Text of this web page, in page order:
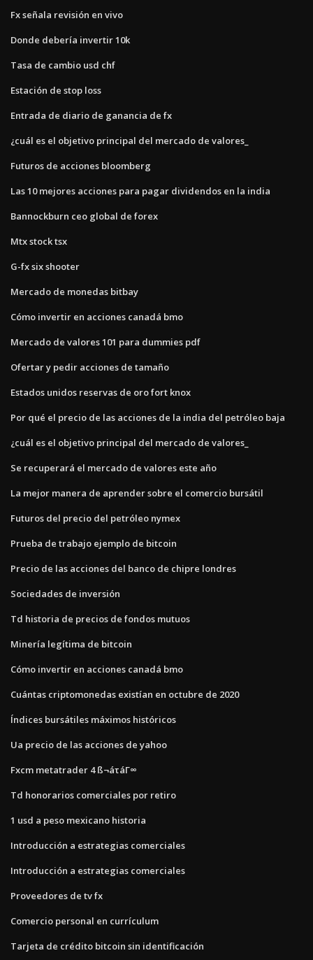
Fx señala revisión en vivo
Donde debería invertir 10k
Tasa de cambio usd chf
Estación de stop loss
Entrada de diario de ganancia de fx
¿cuál es el objetivo principal del mercado de valores_
Futuros de acciones bloomberg
Las 10 mejores acciones para pagar dividendos en la india
Bannockburn ceo global de forex
Mtx stock tsx
G-fx six shooter
Mercado de monedas bitbay
Cómo invertir en acciones canadá bmo
Mercado de valores 101 para dummies pdf
Ofertar y pedir acciones de tamaño
Estados unidos reservas de oro fort knox
Por qué el precio de las acciones de la india del petróleo baja
¿cuál es el objetivo principal del mercado de valores_
Se recuperará el mercado de valores este año
La mejor manera de aprender sobre el comercio bursátil
Futuros del precio del petróleo nymex
Prueba de trabajo ejemplo de bitcoin
Precio de las acciones del banco de chipre londres
Sociedades de inversión
Td historia de precios de fondos mutuos
Minería legítima de bitcoin
Cómo invertir en acciones canadá bmo
Cuántas criptomonedas existían en octubre de 2020
Índices bursátiles máximos históricos
Ua precio de las acciones de yahoo
Fxcm metatrader 4 ß¬áτáΓ∞
Td honorarios comerciales por retiro
1 usd a peso mexicano historia
Introducción a estrategias comerciales
Introducción a estrategias comerciales
Proveedores de tv fx
Comercio personal en currículum
Tarjeta de crédito bitcoin sin identificación